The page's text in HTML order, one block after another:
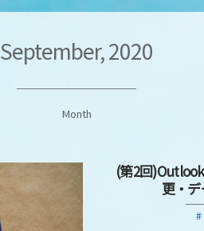
September, 2020
Month
(第2回
更・